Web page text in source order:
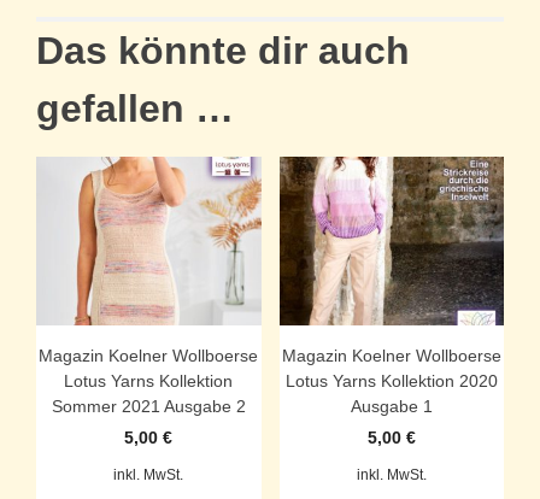
Das könnte dir auch
gefallen …
Magazin Koelner Wollboerse
Lotus Yarns Kollektion
Sommer 2021 Ausgabe 2
5,00€
inkl. MwSt.
Magazin Koelner Wollboerse
Lotus Yarns Kollektion 2020
Ausgabe 1
5,00 €
inkl. MwSt.